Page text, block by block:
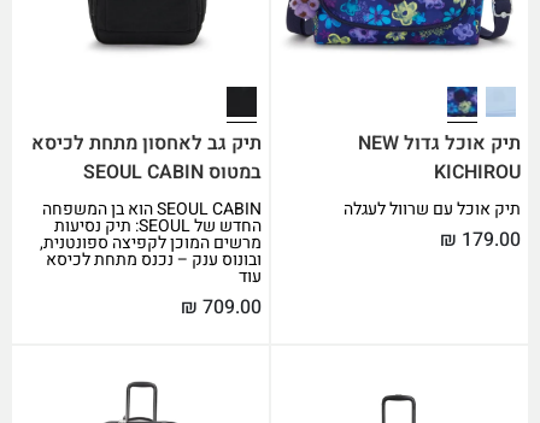
תיק אוכל גדול NEW
KICHIROU
תיק אוכל עם שרוול לעגלה
₪ 179.00
תיק גב לאחסון מתחת לכיסא
במטוס SEOUL CABIN
SEOUL CABIN הוא בן המשפחה
החדש של SEOUL: תיק נסיעות
מרשים המוכן לקפיצה ספונטנית,
ובונוס ענק – נכנס מתחת לכיסא
עוד
₪ 709.00